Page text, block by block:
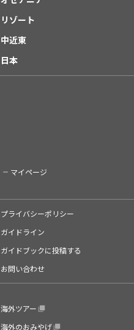
リゾート
中近東
日本
マイページ
プライバシーポリシー
ガイドライン
ガイドブックに投稿する
お問い合わせ
海外ツアー
海外のおみやげ